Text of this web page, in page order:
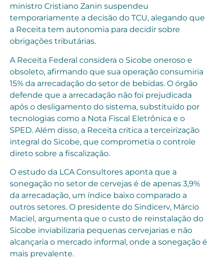
ministro Cristiano Zanin suspendeu
temporariamente a decisão do TCU, alegando que
a Receita tem autonomia para decidir sobre
obrigações tributárias.
A Receita Federal considera o Sicobe oneroso e
obsoleto, afirmando que sua operação consumiria
15% da arrecadação do setor de bebidas. O órgão
defende que a arrecadação não foi prejudicada
após o desligamento do sistema, substituído por
tecnologias como a Nota Fiscal Eletrônica e o
SPED. Além disso, a Receita critica a terceirização
integral do Sicobe, que comprometia o controle
direto sobre a fiscalização.
O estudo da LCA Consultores aponta que a
sonegação no setor de cervejas é de apenas 3,9%
da arrecadação, um índice baixo comparado a
outros setores. O presidente do Sindicerv, Márcio
Maciel, argumenta que o custo de reinstalação do
Sicobe inviabilizaria pequenas cervejarias e não
alcançaria o mercado informal, onde a sonegação é
mais prevalente.